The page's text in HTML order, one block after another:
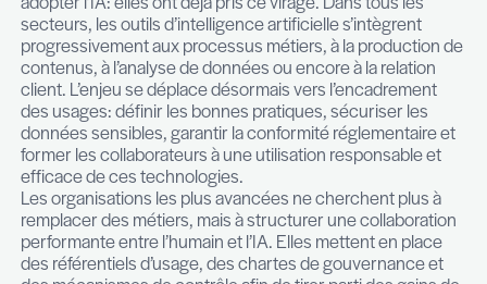
cette évolution ouvre la voie à une réorganisation
progressive des métiers, où l’enjeu repose
capacité à exploiter intelligemment les outils que
l’exécution pure.
Dans ce contexte, les entreprises sont amenées
repenser les rôles et les fiches de poste pour
les équipes sur ce qui crée réellement de la
Structurer une collaboration
l’humain et l’IA